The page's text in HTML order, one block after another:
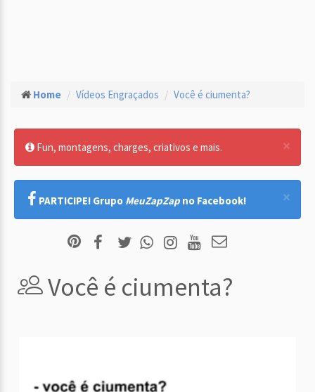
Home Vídeos Engraçados Você é ciumenta?
×
Fun, montagens, charges, criativos e mais.
×
PARTICIPE! Grupo MeuZapZap no Facebook!
Você é ciumenta?